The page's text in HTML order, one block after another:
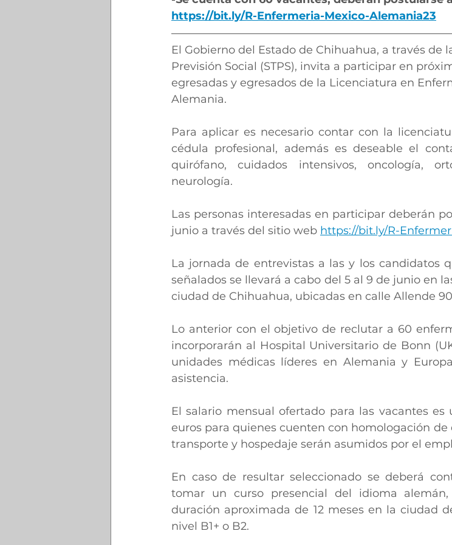
https://bit.ly/R-Enfermeria-Mexico-Alemania23
El Gobierno del Estado de Chihuahua, a través de
Previsión Social (STPS), invita a participar en
egresadas y egresados de la Licenciatura en
Alemania.
Para aplicar es necesario contar con la
cédula profesional, además es deseable el
quirófano, cuidados intensivos, oncología,
neurología.
Las personas interesadas en participar deberán
junio a través del sitio web https://bit.ly/R-
La jornada de entrevistas a las y los candidatos
señalados se llevará a cabo del 5 al 9 de junio en
ciudad de Chihuahua, ubicadas en calle Allende
Lo anterior con el objetivo de reclutar a 60
incorporarán al Hospital Universitario de Bonn
unidades médicas líderes en Alemania y
asistencia.
El salario mensual ofertado para las vacantes
euros para quienes cuenten con homologación de
transporte y hospedaje serán asumidos por el
En caso de resultar seleccionado se deberá
tomar un curso presencial del idioma
duración aproximada de 12 meses en la ciudad
nivel B1+ o B2.